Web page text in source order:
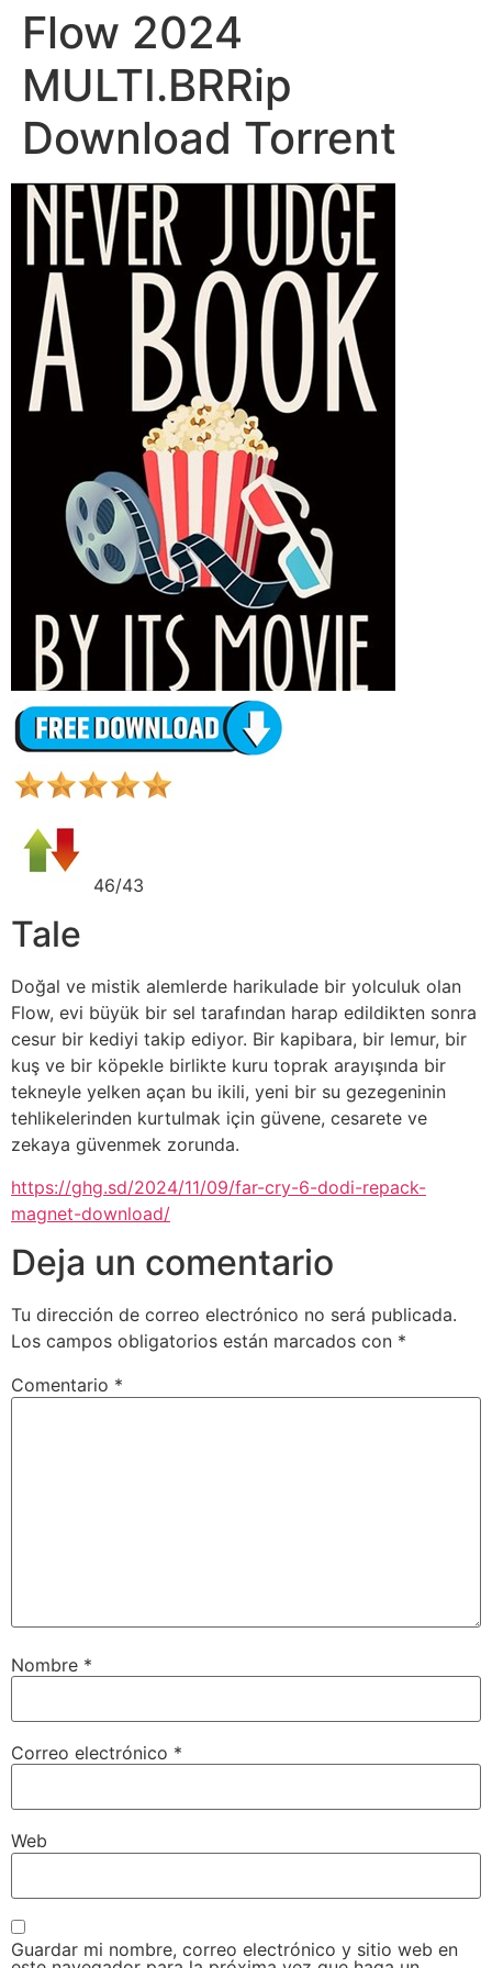
Flow 2024
MULTI.BRRip
Download Torrent
46/43
Tale
Doğal ve mistik alemlerde harikulade bir yolculuk olan
Flow, evi büyük bir sel tarafından harap edildikten sonra
cesur bir kediyi takip ediyor. Bir kapibara, bir lemur, bir
kuş ve bir köpekle birlikte kuru toprak arayışında bir
tekneyle yelken açan bu ikili, yeni bir su gezegeninin
tehlikelerinden kurtulmak için güvene, cesarete ve
zekaya güvenmek zorunda.
https://ghg.sd/2024/11/09/far-cry-6-dodi-repack-
magnet-download/
Deja un comentario
Tu dirección de correo electrónico no será publicada.
Los campos obligatorios están marcados con *
Comentario *
Nombre *
Correo electrónico *
Web
Guardar mi nombre, correo electrónico y sitio web en